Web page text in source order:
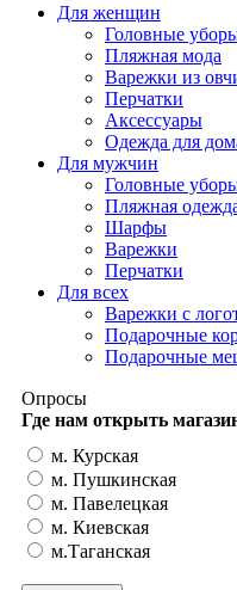
Для женщин
Головные
Пляжная мода
Варежки из
Перчатки
Аксессуары
Одежда для
Для мужчин
Головные
Пляжная
Шарфы
Варежки
Перчатки
Для всех
Варежки с
Подарочные
Подарочные
Опросы
Где нам открыть
м. Курская
м. Пушкинская
м. Павелецкая
м. Киевская
м.Таганская